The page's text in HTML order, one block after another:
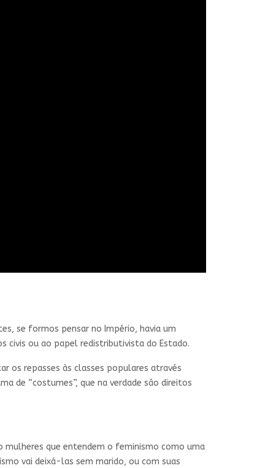
se formos pensar no Império, havia um
civis ou ao papel redistributivista do Estado.
os repasses às classes populares através
de “costumes”, que na verdade são direitos
que entendem o feminismo como uma
vai deixá-las sem marido, ou com suas